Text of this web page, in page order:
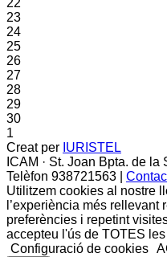
22
23
24
25
26
27
28
29
30
1
Creat per IURISTEL
ICAM · St. Joan Bpta. de la
Telèfon 938721563 |
Utilitzem cookies al nostre
l’experiència més rellevant
preferències i repetint
accepteu l'ús de TOTES
Configuració de cookies